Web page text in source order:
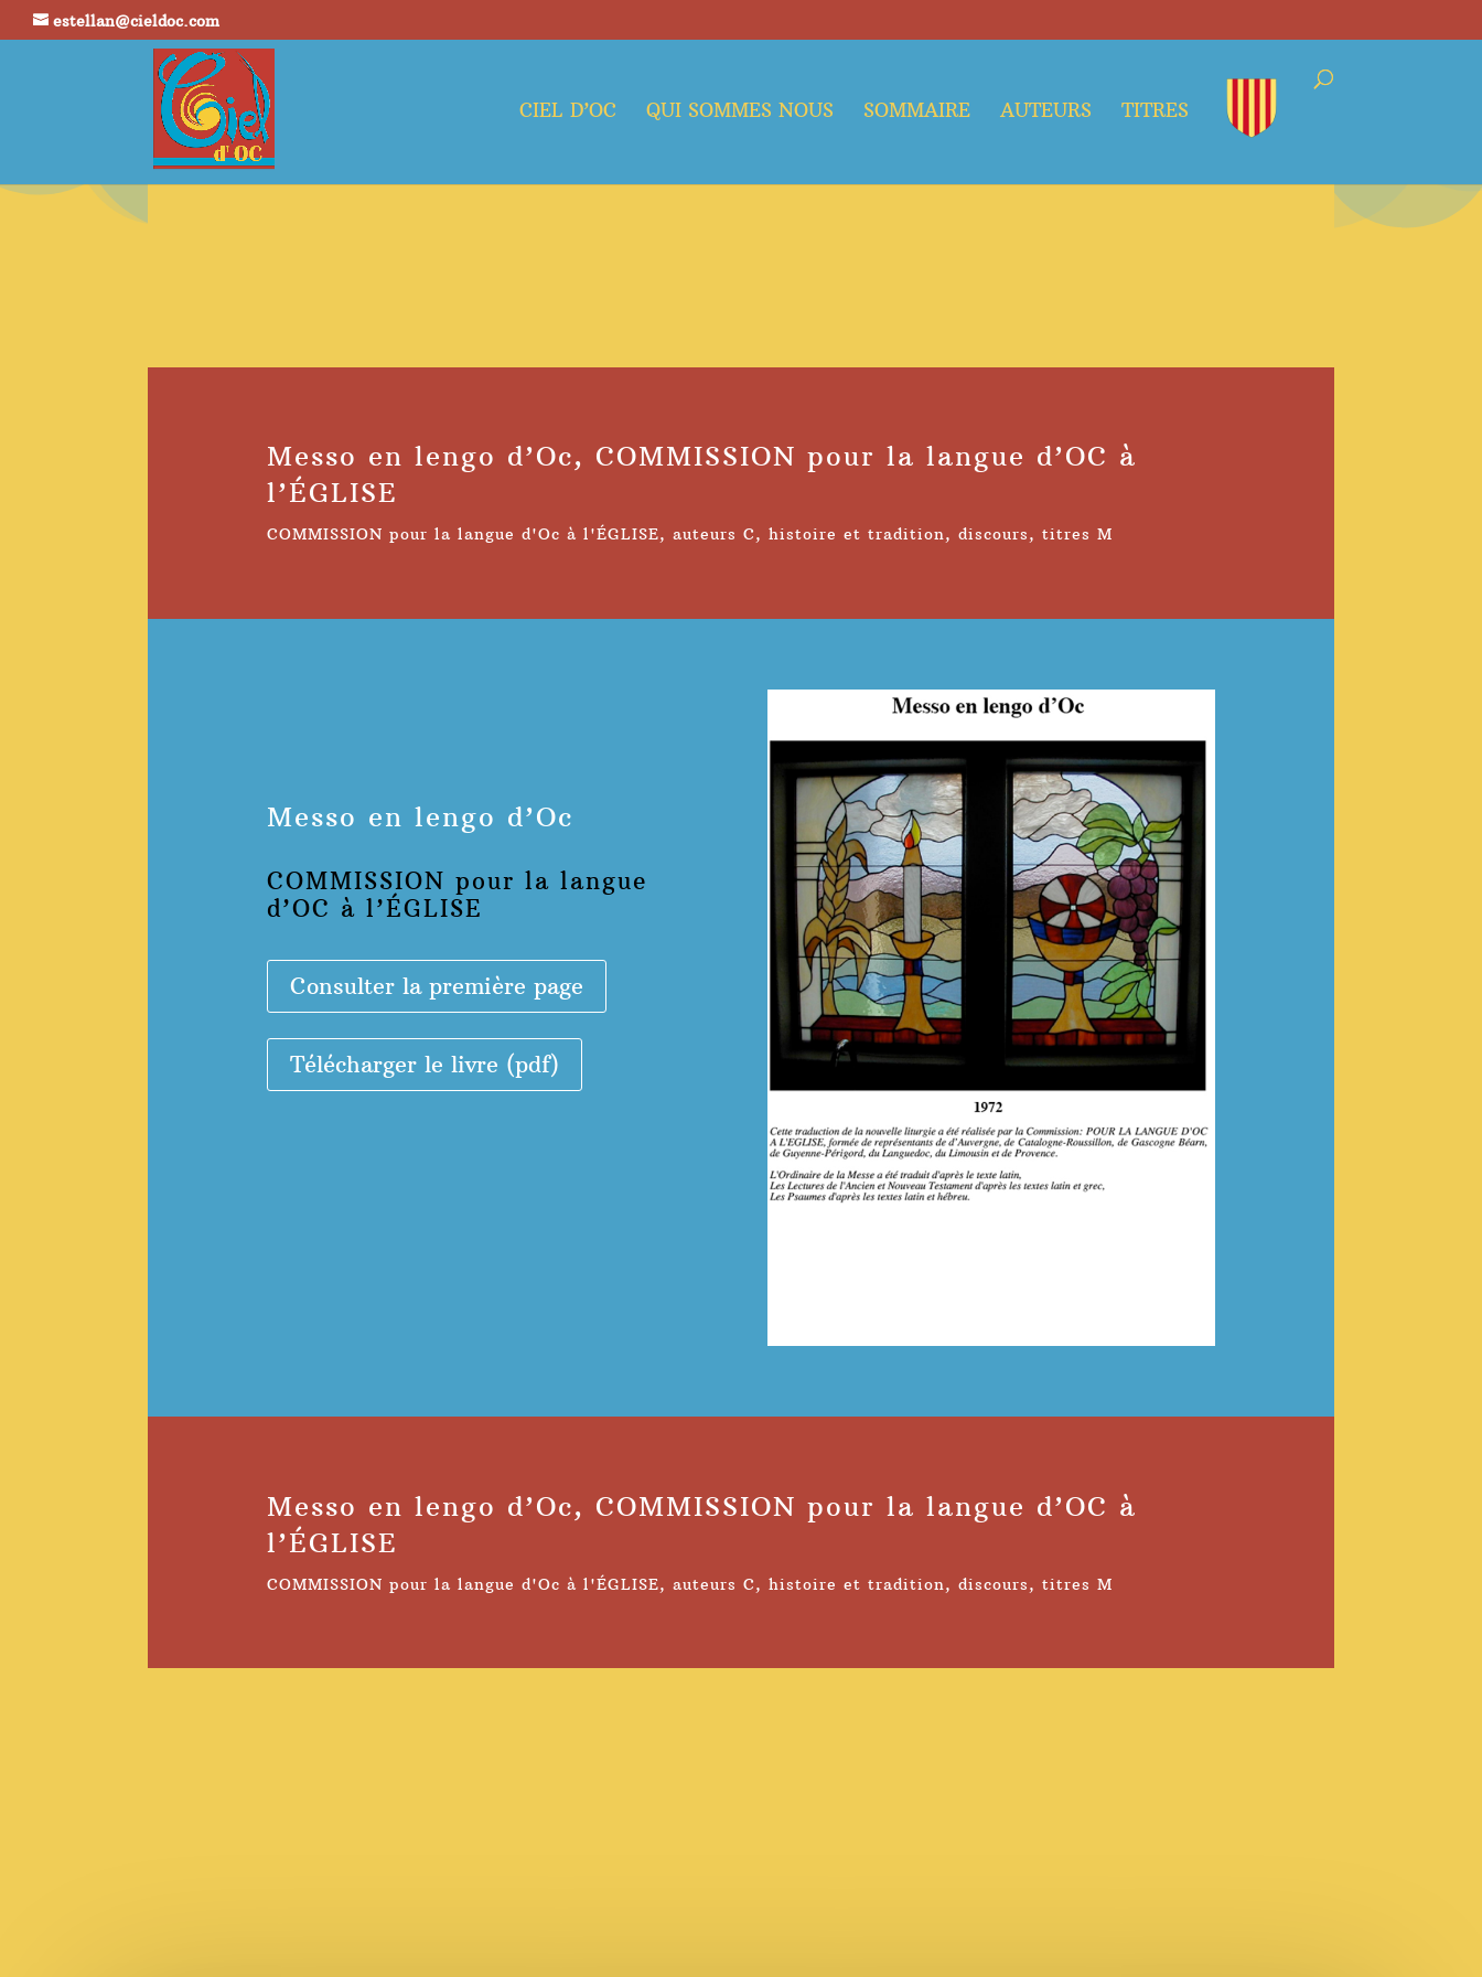
estellan@cieldoc.com
CIEL D’OC QUI SOMMES NOUS SOMMAIRE AUTEURS TITRES
Messo en lengo d’Oc, COMMISSION pour la langue d’OC à
l’ÉGLISE
COMMISSION pour la langue d'Oc à l'ÉGLISE, auteurs C, histoire et tradition, discours, titres M
Messo en lengo d’Oc
COMMISSION pour la langue
d’OC à l’ÉGLISE
Consulter la première page
Télécharger le livre (pdf)
Messo en lengo d’Oc, COMMISSION pour la langue d’OC à
l’ÉGLISE
COMMISSION pour la langue d'Oc à l'ÉGLISE, auteurs C, histoire et tradition, discours, titres M